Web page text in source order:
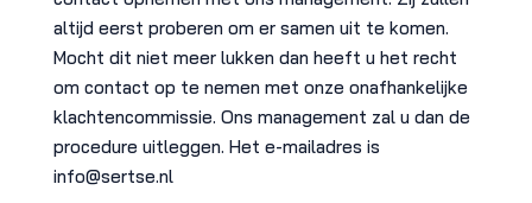
altijd eerst proberen om er samen uit te komen.
Mocht dit niet meer lukken dan heeft u het recht
om contact op te nemen met onze onafhankelijke
klachtencommissie. Ons management zal u dan de
procedure uitleggen. Het e-mailadres is
info@sertse.nl